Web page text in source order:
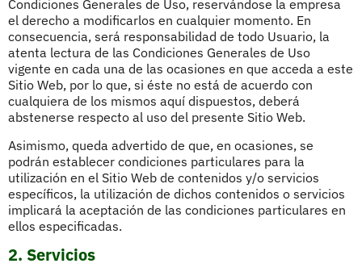
Condiciones Generales de Uso, reservándose la empresa
el derecho a modificarlos en cualquier momento. En
consecuencia, será responsabilidad de todo Usuario, la
atenta lectura de las Condiciones Generales de Uso
vigente en cada una de las ocasiones en que acceda a este
Sitio Web, por lo que, si éste no está de acuerdo con
cualquiera de los mismos aquí dispuestos, deberá
abstenerse respecto al uso del presente Sitio Web.
Asimismo, queda advertido de que, en ocasiones, se
podrán establecer condiciones particulares para la
utilización en el Sitio Web de contenidos y/o servicios
específicos, la utilización de dichos contenidos o servicios
implicará la aceptación de las condiciones particulares en
ellos especificadas.
2. Servicios